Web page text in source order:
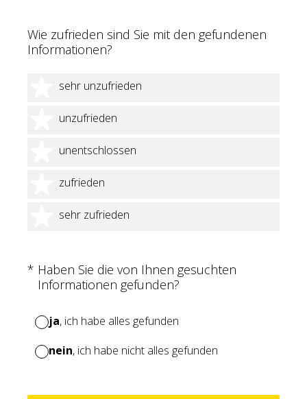
Wie zufrieden sind Sie mit den gefundenen
Informationen?
sehr unzufrieden
1 Stern
unzufrieden
2 Sterne
unentschlossen
3 Sterne
zufrieden
4 Sterne
sehr zufrieden
5 Sterne
* Haben Sie die von Ihnen gesuchten
Informationen gefunden?
(Erforderlich.)
ja, ich habe alles gefunden
nein, ich habe nicht alles gefunden